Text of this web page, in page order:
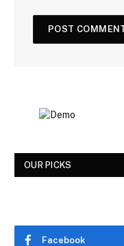
OUR PICKS
Facebook